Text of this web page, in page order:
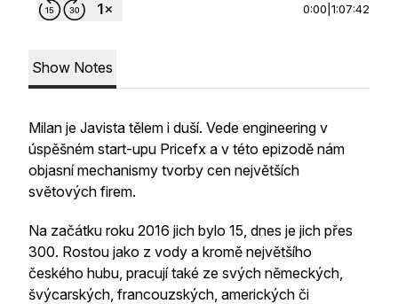
0:00 1:07:42
Show Notes
Milan je Javista tělem i duší. Vede engineering v
úspěšném start-upu Pricefx a v této epizodě nám
objasní mechanismy tvorby cen největších
světových firem.
Na začátku roku 2016 jich bylo 15, dnes je jich přes
300. Rostou jako z vody a kromě největšího
českého hubu, pracují také ze svých německých,
švýcarských, francouzských, amerických či